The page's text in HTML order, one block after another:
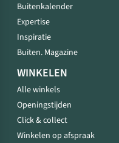
Buitenkalender
Expertise
Inspiratie
Buiten. Magazine
WINKELEN
Alle winkels
Openingstijden
Click & collect
Winkelen op afspraak